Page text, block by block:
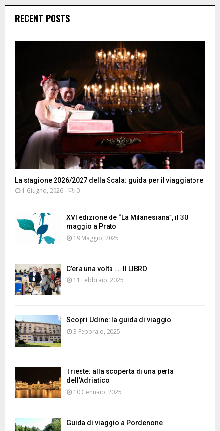
RECENT POSTS
La stagione 2026/2027 della Scala: guida per il viaggiatore
1 Giugno, 2026 0
XVI edizione de “La Milanesiana”, il 30
maggio a Prato
19 Maggio, 2025
C’era una volta …. Il LIBRO
11 Febbraio, 2025
Scopri Udine: la guida di viaggio
3 Febbraio, 2025
Trieste: alla scoperta di una perla
dell’Adriatico
10 Gennaio, 2025
Guida di viaggio a Pordenone